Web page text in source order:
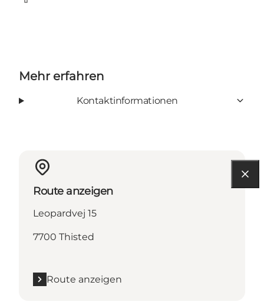
Facebook
Mehr erfahren
Kontaktinformationen
Route anzeigen
Leopardvej 15
7700 Thisted
Route anzeigen